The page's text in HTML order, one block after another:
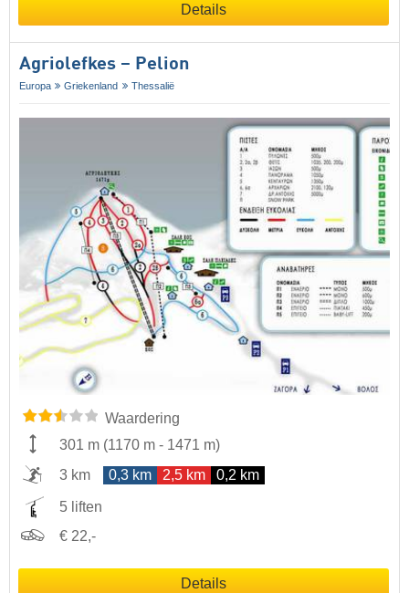
Details
Agriolefkes – Pelion
Europa Griekenland Thessalië
Waardering
301 m (1170 m - 1471 m)
3 km
0,3 km 2,5 km 0,2 km
5 liften
€ 22,-
Details